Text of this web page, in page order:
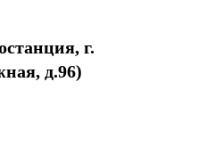
г.
д.96)